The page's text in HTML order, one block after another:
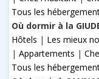
Tous les
Où dormir à la
Hôtels | Les mieux
| Appartements |
Tous les